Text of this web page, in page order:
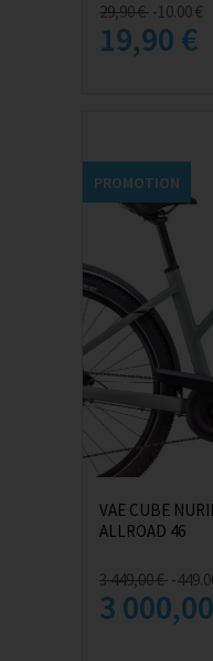
29,90 € -10.00 €
19,90 €
PROMOTION
VAE CUBE
ALLROAD 46
3 449,00 € -
3